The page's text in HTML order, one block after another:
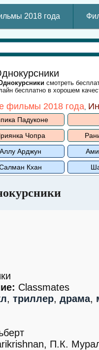
2018 года
смотреть
бесплатно в хорошем
фильмы 2018 года,
Падуконе
Чопра
Аллу Арджун
Кхан
Classmates
, триллер, драма,
П.К.